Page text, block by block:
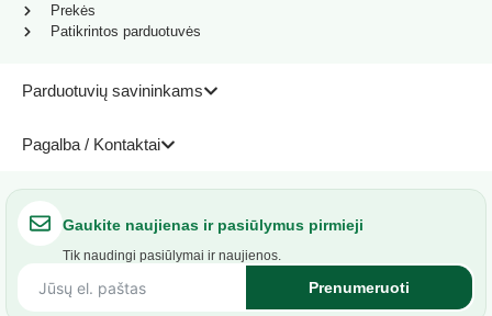
Parduotuvių savininkams
Pagalba / Kontaktai
Prekės
Patikrintos parduotuvės
Gaukite naujienas ir pasiūlymus pirmieji
Tik naudingi pasiūlymai ir naujienos.
Prenumeruoti